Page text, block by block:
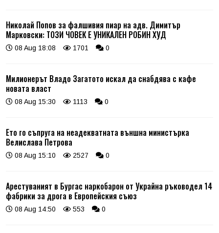
Николай Попов за фалшивия пиар на адв. Димитър
Марковски: ТОЗИ ЧОВЕК Е УНИКАЛЕН РОБИН ХУД
08 Aug 18:08 1701 0
Милионерът Владо Загатото искал да снабдява с кафе
новата власт
08 Aug 15:30 1113 0
Ето го съпруга на неадекватната външна министърка
Велислава Петрова
08 Aug 15:10 2527 0
Арестуваният в Бургас наркобарон от Украйна ръководел 14
фабрики за дрога в Европейския съюз
08 Aug 14:50 553 0